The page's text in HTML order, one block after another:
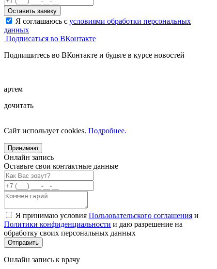
Оставить заявку
Я соглашаюсь с условиями обработки персональных
данных
Подписаться во ВКонтакте
Подпишитесь во ВКонтакте и будьте в курсе новостей
артем
дочитать
Сайт использует cookies. Подробнее.
Принимаю
Онлайн запись
Оставьте свои контактные данные
Я принимаю условия Пользовательского соглашения и
Политики конфиденциальности и даю разрешение на
обработку своих персональных данных
Онлайн запись к врачу